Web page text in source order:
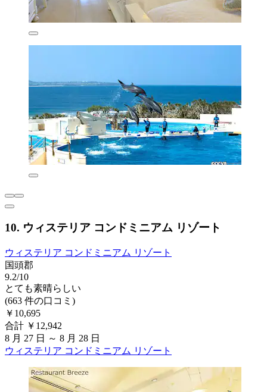
10. ウィステリア コンドミニアム リゾート
ウィステリア コンドミニアム リゾート
国頭郡
9.2/10
とても素晴らしい
(663 件の口コミ)
￥10,695
合計 ￥12,942
8 月 27 日 ～ 8 月 28 日
ウィステリア コンドミニアム リゾート